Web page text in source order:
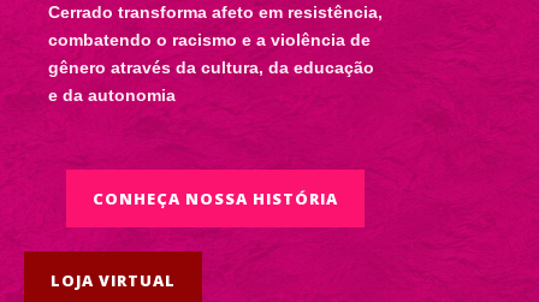
Cerrado transforma afeto em resistência,
combatendo o racismo e a violência de
gênero através da cultura, da educação
e da autonomia
CONHEÇA NOSSA HISTÓRIA
LOJA VIRTUAL